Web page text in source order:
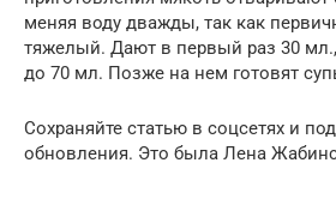
меняя воду дважды, так как
тяжелый. Дают в первый раз 30
до 70 мл. Позже на нем готовят
Сохраняйте статью в соцсетях и
обновления. Это была Лена